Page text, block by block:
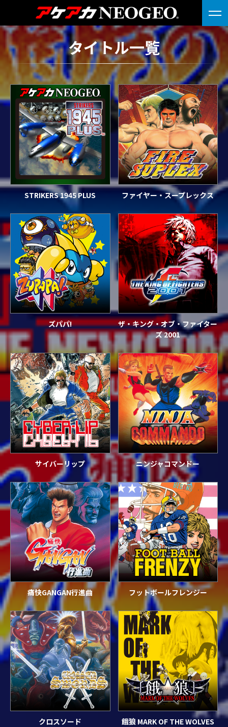
タイトル一覧
STRIKERS 1945 PLUS ファイヤー・スープレックス
ズパパ!
ザ・キング・オブ・ファイター
ズ 2001
サイバーリップ ニンジャコマンドー
痛快GANGAN行進曲 フットボールフレンジー
クロスソード 餓狼 MARK OF THE WOLVES